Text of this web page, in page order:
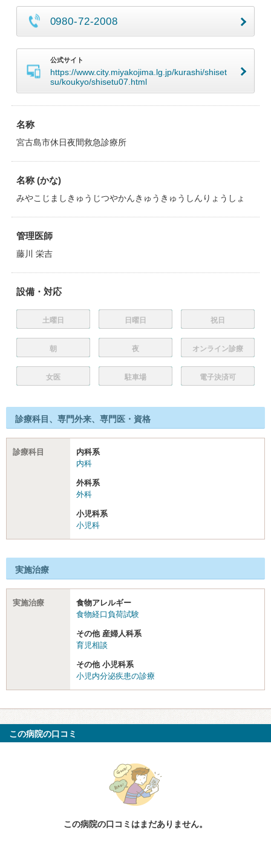
0980-72-2008
公式サイト
https://www.city.miyakojima.lg.jp/kurashi/shiset
su/koukyo/shisetu07.html
名称
宮古島市休日夜間救急診療所
名称 (かな)
みやこじましきゅうじつやかんきゅうきゅうしんりょうしょ
管理医師
藤川 栄吉
設備・対応
土曜日 日曜日 祝日
朝 夜 オンライン診療
女医 駐車場 電子決済可
診療科目、専門外来、専門医・資格
診療科目
内科系
内科
外科系
外科
小児科系
小児科
実施治療
実施治療
食物アレルギー
食物経口負荷試験
その他 産婦人科系
育児相談
その他 小児科系
小児内分泌疾患の診療
この病院の口コミ
この病院の口コミはまだありません。